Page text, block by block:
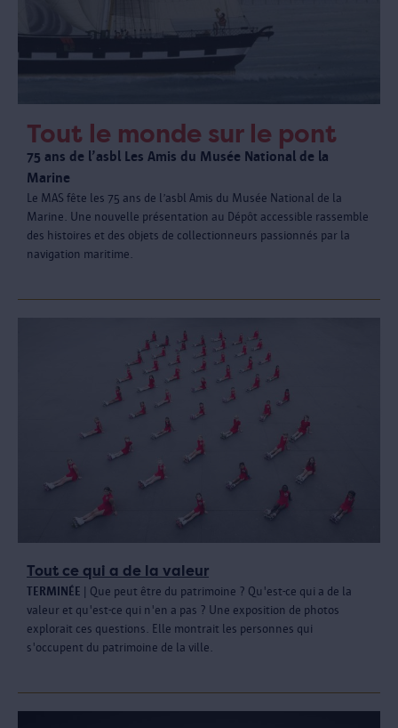
Tout le monde sur le pont
75 ans de l’asbl Les Amis du Musée National de la
Marine
Le MAS fête les 75 ans de l’asbl Amis du Musée National de la
Marine. Une nouvelle présentation au Dépôt accessible rassemble
des histoires et des objets de collectionneurs passionnés par la
navigation maritime.
Tout ce qui a de la valeur
TERMINÉ E | Que peut être du patrimoine ? Qu'est-ce qui a de la
valeur et qu'est-ce qui n'en a pas ? Une exposition de photos
explorait ces questions. Elle montrait les personnes qui
s'occupent du patrimoine de la ville.